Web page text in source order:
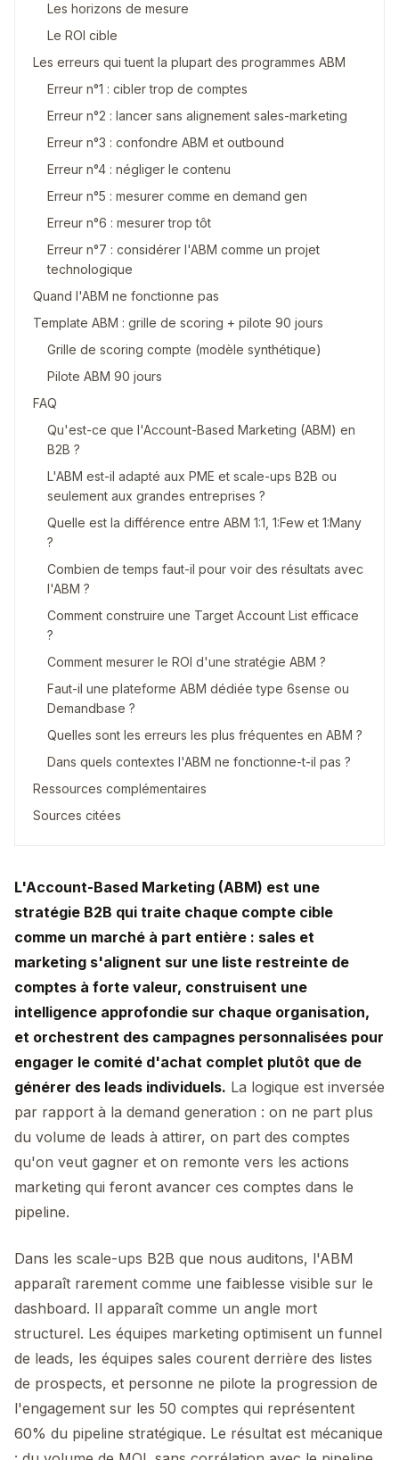
Les horizons de mesure
Le ROI cible
Les erreurs qui tuent la plupart des programmes ABM
Erreur n°1 : cibler trop de comptes
Erreur n°2 : lancer sans alignement sales-marketing
Erreur n°3 : confondre ABM et outbound
Erreur n°4 : négliger le contenu
Erreur n°5 : mesurer comme en demand gen
Erreur n°6 : mesurer trop tôt
Erreur n°7 : considérer l'ABM comme un projet
technologique
Quand l'ABM ne fonctionne pas
Template ABM : grille de scoring + pilote 90 jours
Grille de scoring compte (modèle synthétique)
Pilote ABM 90 jours
FAQ
Qu'est-ce que l'Account-Based Marketing (ABM) en
B2B ?
L'ABM est-il adapté aux PME et scale-ups B2B ou
seulement aux grandes entreprises ?
Quelle est la différence entre ABM 1:1, 1:Few et 1:Many
?
Combien de temps faut-il pour voir des résultats avec
l'ABM ?
Comment construire une Target Account List efficace
?
Comment mesurer le ROI d'une stratégie ABM ?
Faut-il une plateforme ABM dédiée type 6sense ou
Demandbase ?
Quelles sont les erreurs les plus fréquentes en ABM ?
Dans quels contextes l'ABM ne fonctionne-t-il pas ?
Ressources complémentaires
Sources citées
L'Account-Based Marketing (ABM) est une
stratégie B2B qui traite chaque compte cible
comme un marché à part entière : sales et
marketing s'alignent sur une liste restreinte de
comptes à forte valeur, construisent une
intelligence approfondie sur chaque organisation,
et orchestrent des campagnes personnalisées pour
engager le comité d'achat complet plutôt que de
générer des leads individuels. La logique est inversée
par rapport à la demand generation : on ne part plus
du volume de leads à attirer, on part des comptes
qu'on veut gagner et on remonte vers les actions
marketing qui feront avancer ces comptes dans le
pipeline.
Dans les scale-ups B2B que nous auditons, l'ABM
apparaît rarement comme une faiblesse visible sur le
dashboard. Il apparaît comme un angle mort
structurel. Les équipes marketing optimisent un funnel
de leads, les équipes sales courent derrière des listes
de prospects, et personne ne pilote la progression de
l'engagement sur les 50 comptes qui représentent
60% du pipeline stratégique. Le résultat est mécanique